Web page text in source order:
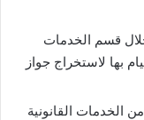
قسم الخدمات
بها لاستخراج جواز
الخدمات القانونية